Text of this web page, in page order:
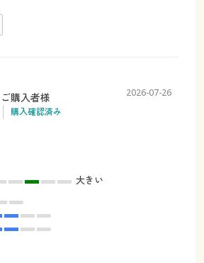
ご購入者様
購入確認済み
2026-07-26
大きい